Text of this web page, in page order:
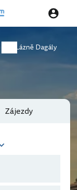
Lázně Dagály
Zájezdy